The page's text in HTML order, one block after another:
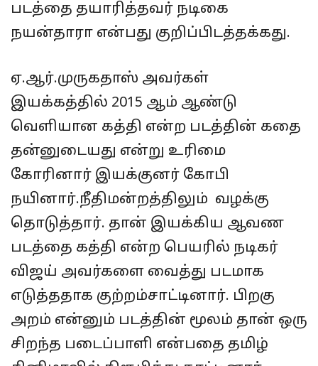
படத்தை தயாரித்தவர் நடிகை
நயன்தாரா என்பது குறிப்பிடத்தக்கது.
ஏ.ஆர்.முருகதாஸ் அவர்கள்
இயக்கத்தில் 2015 ஆம் ஆண்டு
வெளியான கத்தி என்ற படத்தின் கதை
தன்னுடையது என்று உரிமை
கோரினார் இயக்குனர் கோபி
நயினார்.நீதிமன்றத்திலும் வழக்கு
தொடுத்தார். தான் இயக்கிய ஆவண
படத்தை கத்தி என்ற பெயரில் நடிகர்
விஜய் அவர்களை வைத்து படமாக
எடுத்ததாக குற்றம்சாட்டினார். பிறகு
அறம் என்னும் படத்தின் மூலம் தான் ஒரு
சிறந்த படைப்பாளி என்பதை தமிழ்